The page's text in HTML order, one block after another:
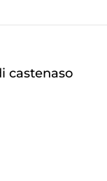
castenaso